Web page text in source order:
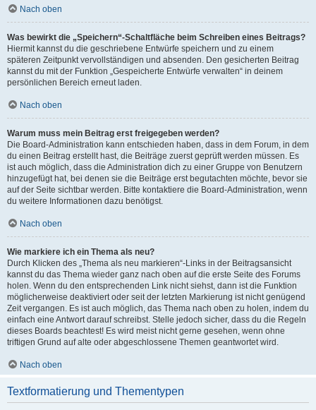
Nach oben
Was bewirkt die „Speichern“-Schaltfläche beim Schreiben eines Beitrags?
Hiermit kannst du die geschriebene Entwürfe speichern und zu einem
späteren Zeitpunkt vervollständigen und absenden. Den gesicherten Beitrag
kannst du mit der Funktion „Gespeicherte Entwürfe verwalten“ in deinem
persönlichen Bereich erneut laden.
Nach oben
Warum muss mein Beitrag erst freigegeben werden?
Die Board-Administration kann entschieden haben, dass in dem Forum, in dem
du einen Beitrag erstellt hast, die Beiträge zuerst geprüft werden müssen. Es
ist auch möglich, dass die Administration dich zu einer Gruppe von Benutzern
hinzugefügt hat, bei denen sie die Beiträge erst begutachten möchte, bevor sie
auf der Seite sichtbar werden. Bitte kontaktiere die Board-Administration, wenn
du weitere Informationen dazu benötigst.
Nach oben
Wie markiere ich ein Thema als neu?
Durch Klicken des „Thema als neu markieren“-Links in der Beitragsansicht
kannst du das Thema wieder ganz nach oben auf die erste Seite des Forums
holen. Wenn du den entsprechenden Link nicht siehst, dann ist die Funktion
möglicherweise deaktiviert oder seit der letzten Markierung ist nicht genügend
Zeit vergangen. Es ist auch möglich, das Thema nach oben zu holen, indem du
einfach eine Antwort darauf schreibst. Stelle jedoch sicher, dass du die Regeln
dieses Boards beachtest! Es wird meist nicht gerne gesehen, wenn ohne
triftigen Grund auf alte oder abgeschlossene Themen geantwortet wird.
Nach oben
Textformatierung und Thementypen